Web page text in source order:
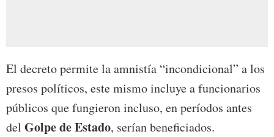
El decreto permite la amnistía “incondicional” a los
presos políticos, este mismo incluye a funcionarios
públicos que fungieron incluso, en períodos antes
del Golpe de Estado, serían beneficiados.